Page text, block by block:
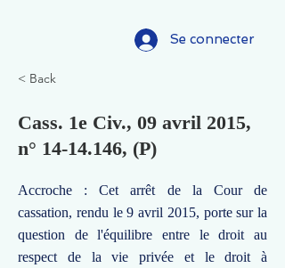
Se connecter
< Back
Cass. 1e Civ., 09 avril 2015,
n° 14-14.146, (P)
Accroche : Cet arrêt de la Cour de
cassation, rendu le 9 avril 2015, porte sur la
question de l'équilibre entre le droit au
respect de la vie privée et le droit à